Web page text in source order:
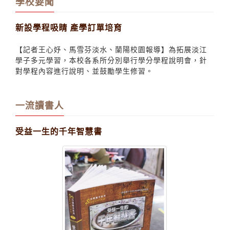
鍾文音 文化部首選赴美駐點創作
學校要聞
新設學程吸睛 產學訂單培育
【記者王心妤、馬雪芬淡水、蘭陽校園報導】為拓展淡江
學子多元學習，本校各系所分別舉行學分學程說明會，針
受益一生的千年智慧書